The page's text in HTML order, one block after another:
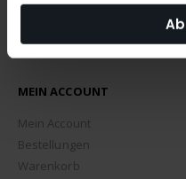
MEIN ACCOUNT
Mein Account
Bestellungen
Warenkorb